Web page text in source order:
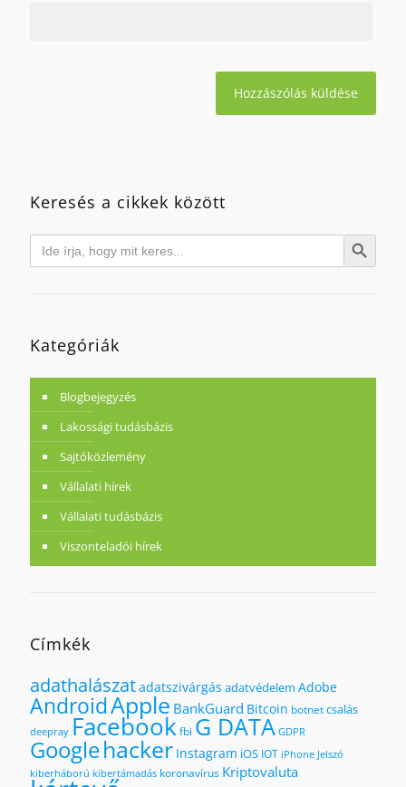
Keresés a cikkek között
Search
for: Search Button
Kategóriák
Blogbejegyzés
Lakossági tudásbázis
Sajtóközlemény
Vállalati hírek
Vállalati tudásbázis
Viszonteladói hírek
Címkék
adathalászatadatszivárgás adatvédelem Adobe
AndroidApple BankGuard Bitcoin botnetcsalás
deepray Facebookfbi G DATA GDPR
Googlehacker Instagram iOS IOT iPhone Jelszó
kiberháború kibertámadás koronavírus Kriptovaluta